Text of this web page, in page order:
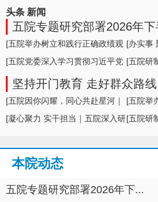
头条 新闻
五院专题研究部署2026年
形势及举措
[五院举办树立和践行正确政绩观
学习教育专题... ]
[办实事
盛夏，
[五院党委深入学习贯彻习近平党
建思想，专题... ]
[五院研
卫星成
坚持开门教育 走好群众路
立和践行正确政绩观学习教
[五院因你闪耀，同心共赴星河｜
五院举办20... ]
[五院举
代相传”
[凝心聚力 实干担当｜五院深入研[五院研
本院动态
五院专题研究部署2026年下...